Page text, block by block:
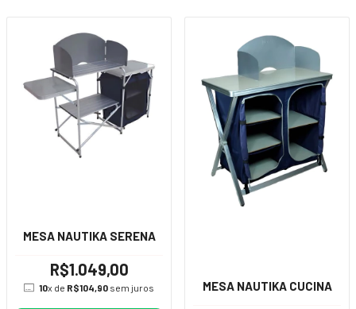
MESA NAUTIKA SERENA
R$1.049,00
10x de R$104,90 sem juros MESA NAUTIKA CUCINA